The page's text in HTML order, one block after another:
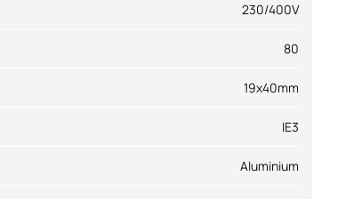
230/400V
80
19x40mm
IE3
Aluminium